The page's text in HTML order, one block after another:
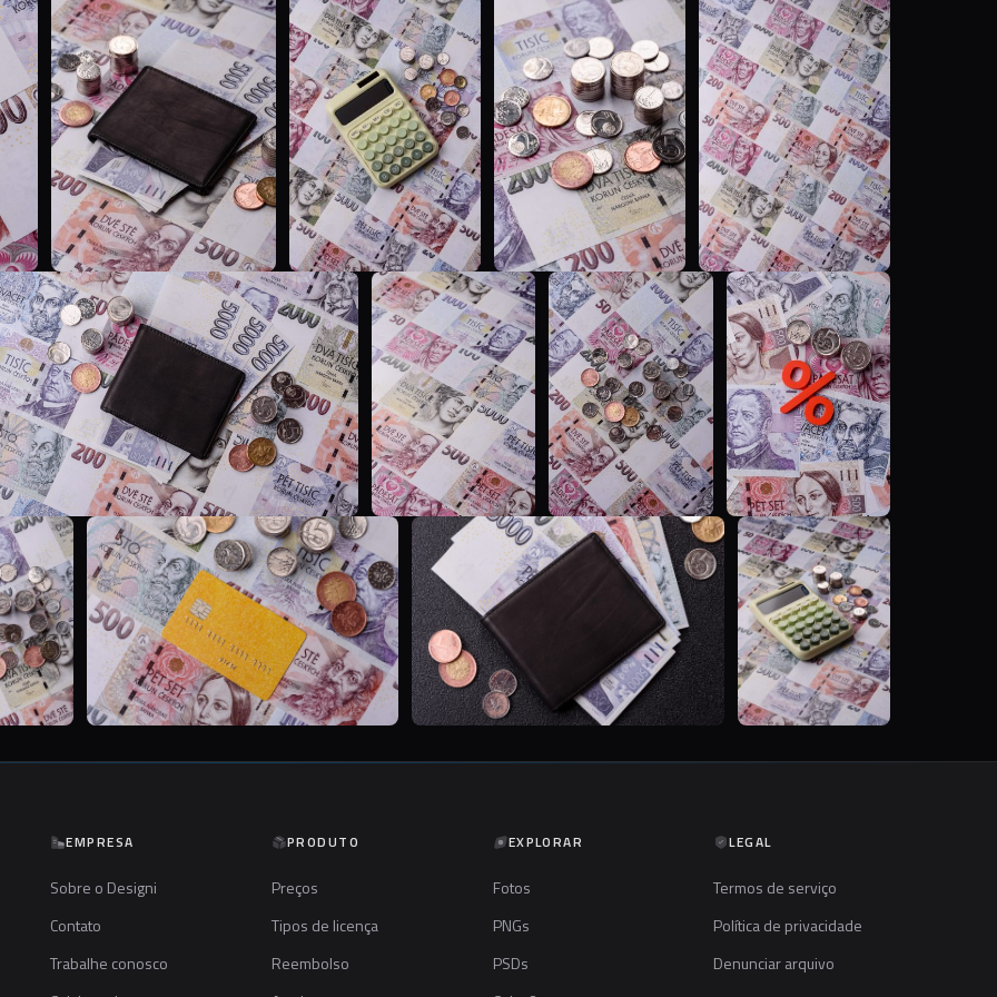
T T T T
T T T T
T T T
EMPRESA
Sobre o Designi
Contato
Trabalhe conosco
PRODUTO
Preços
Tipos de licença
Reembolso
EXPLORAR
Fotos
PNGs
PSDs
LEGAL
Termos de serviço
Política de privacidade
Denunciar arquivo